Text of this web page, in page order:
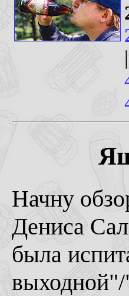
Начну
Дениса
была